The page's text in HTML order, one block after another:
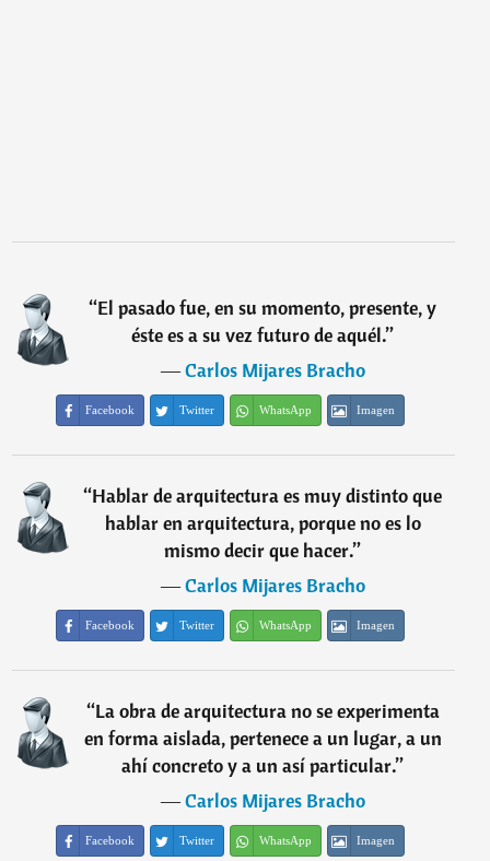
“El pasado fue, en su momento, presente, y
éste es a su vez futuro de aquél.”
―Carlos Mijares Bracho
Facebook Twitter WhatsApp Imagen
“Hablar de arquitectura es muy distinto que
hablar en arquitectura, porque no es lo
mismo decir que hacer.”
―Carlos Mijares Bracho
Facebook Twitter WhatsApp Imagen
“La obra de arquitectura no se experimenta
en forma aislada, pertenece a un lugar, a un
ahí concreto y a un así particular.”
―Carlos Mijares Bracho
Facebook Twitter WhatsApp Imagen